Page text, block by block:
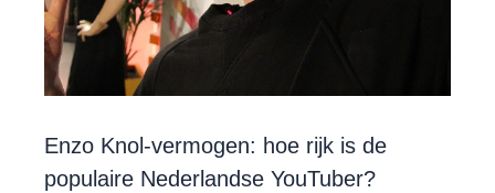
Enzo Knol-vermogen: hoe rijk is de
populaire Nederlandse YouTuber?